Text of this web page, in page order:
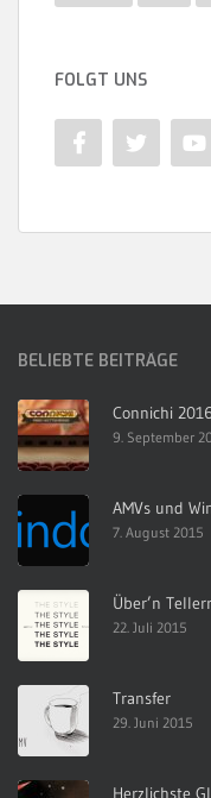
FOLGT UNS
BELIEBTE BEITRÄGE
Connichi
9. September
AMVs und
7. August 2015
Über’n
22. Juli 2015
Transfer
29. Juni 2015
Herzlichste